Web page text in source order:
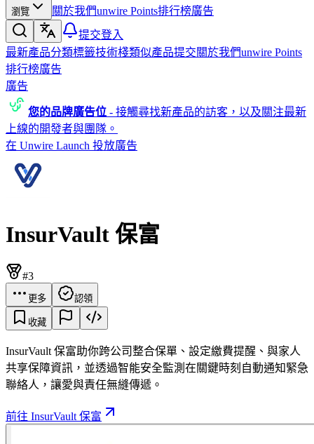
瀏覽 關於我們unwire Points排行榜廣告
提交登入
最新產品分類標籤技術棧類似產品提交關於我們unwire Points
排行榜廣告
廣告
您的品牌廣告位 - 接觸尋找新產品的訪客，以及關注最新
上線的開發者與團隊。
在 Unwire Launch 投放廣告
InsurVault 保富
#3
更多 認領
收藏
InsurVault 保富助你跨公司整合保單、設定繳費提醒、與家人
共享保障資訊，並透過智能安全監測在關鍵時刻自動通知緊急
聯絡人，讓愛與責任無縫傳遞。
前往 InsurVault 保富